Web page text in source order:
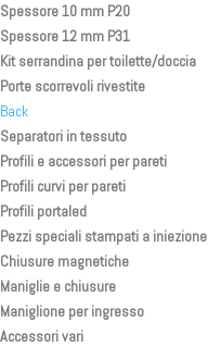
Spessore 10 mm P20
Spessore 12 mm P31
Kit serrandina per toilette/doccia
Porte scorrevoli rivestite
Back
Separatori in tessuto
Profili e accessori per pareti
Profili curvi per pareti
Profili portaled
Pezzi speciali stampati a iniezione
Chiusure magnetiche
Maniglie e chiusure
Maniglione per ingresso
Accessori vari